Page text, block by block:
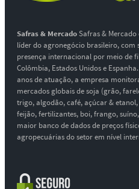
Safras & MercadoSafras &
líder do agronegócio brasileiro, com
presença internacional por meio de
Colômbia, Estados Unidos e
anos de atuação, a empresa
mercados globais de soja (grão,
trigo, algodão, café, açúcar &
feijão, fertilizantes, boi, frango,
maior banco de dados de preços
agropecuárias do setor em nível